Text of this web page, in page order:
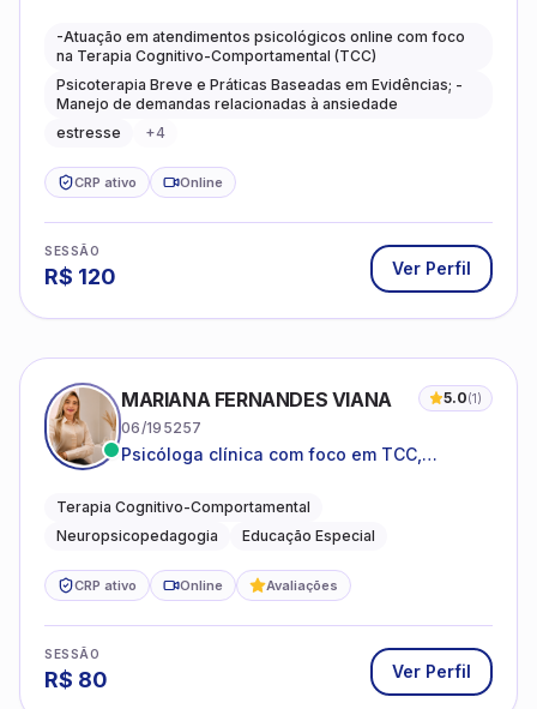
caminhos mais gentis para se viver.
-Atuação em atendimentos psicológicos online com foco
na Terapia Cognitivo-Comportamental (TCC)
Psicoterapia Breve e Práticas Baseadas em Evidências; -
Manejo de demandas relacionadas à ansiedade
estresse
+4
CRP ativo Online
SESSÃO
R$ 120 Ver Perfil
MARIANA FERNANDES VIANA 5.0(1)
06/195257
Psicóloga clínica com foco em TCC,
do neurodesenvolvimento.
Terapia Cognitivo-Comportamental
Neuropsicopedagogia
Educação Especial
CRP ativo Online Avaliações
SESSÃO
R$ 80 Ver Perfil